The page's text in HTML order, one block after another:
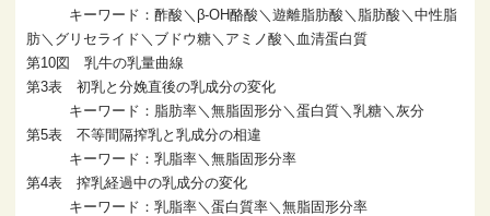
キーワード：酢酸＼β‐OH酪酸＼遊離脂肪酸＼脂肪酸＼中性脂
肪＼グリセライド＼ブドウ糖＼アミノ酸＼血清蛋白質
第10図 乳牛の乳量曲線
第3表 初乳と分娩直後の乳成分の変化
キーワード：脂肪率＼無脂固形分＼蛋白質＼乳糖＼灰分
第5表 不等間隔搾乳と乳成分の相違
キーワード：乳脂率＼無脂固形分率
第4表 搾乳経過中の乳成分の変化
キーワード：乳脂率＼蛋白質率＼無脂固形分率